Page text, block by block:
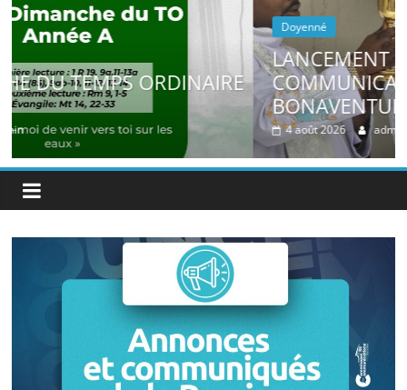
Doyenné
LANCEMENT DE LA COMMISSION DES
COMMUNICATIONS SOCIALES À
BONAVENTURE
4 août 2026 admin